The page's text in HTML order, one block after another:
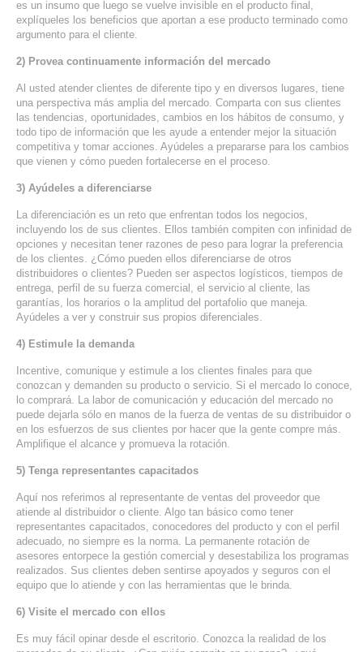
TRANSFORMACIÓN DIGITAL
PORTAFOLIO
BLOG
CONTACTO
es un insumo que luego se vuelve invisible en el producto final,
explíqueles los beneficios que aportan a ese producto terminado como
argumento para el cliente.
2) Provea continuamente información del mercado
Al usted atender clientes de diferente tipo y en diversos lugares, tiene
una perspectiva más amplia del mercado. Comparta con sus clientes
las tendencias, oportunidades, cambios en los hábitos de consumo, y
todo tipo de información que les ayude a entender mejor la situación
competitiva y tomar acciones. Ayúdeles a prepararse para los cambios
que vienen y cómo pueden fortalecerse en el proceso.
3) Ayúdeles a diferenciarse
La diferenciación es un reto que enfrentan todos los negocios,
incluyendo los de sus clientes. Ellos también compiten con infinidad de
opciones y necesitan tener razones de peso para lograr la preferencia
de los clientes. ¿Cómo pueden ellos diferenciarse de otros
distribuidores o clientes? Pueden ser aspectos logísticos, tiempos de
entrega, perfil de su fuerza comercial, el servicio al cliente, las
garantías, los horarios o la amplitud del portafolio que maneja.
Ayúdeles a ver y construir sus propios diferenciales.
4) Estimule la demanda
Incentive, comunique y estimule a los clientes finales para que
conozcan y demanden su producto o servicio. Si el mercado lo conoce,
lo comprará. La labor de comunicación y educación del mercado no
puede dejarla sólo en manos de la fuerza de ventas de su distribuidor o
en los esfuerzos de sus clientes por hacer que la gente compre más.
Amplifique el alcance y promueva la rotación.
5) Tenga representantes capacitados
Aquí nos referimos al representante de ventas del proveedor que
atiende al distribuidor o cliente. Algo tan básico como tener
representantes capacitados, conocedores del producto y con el perfil
adecuado, no siempre es la norma. La permanente rotación de
asesores entorpece la gestión comercial y desestabiliza los programas
realizados. Sus clientes deben sentirse apoyados y seguros con el
equipo que lo atiende y con las herramientas que le brinda.
6) Visite el mercado con ellos
Es muy fácil opinar desde el escritorio. Conozca la realidad de los